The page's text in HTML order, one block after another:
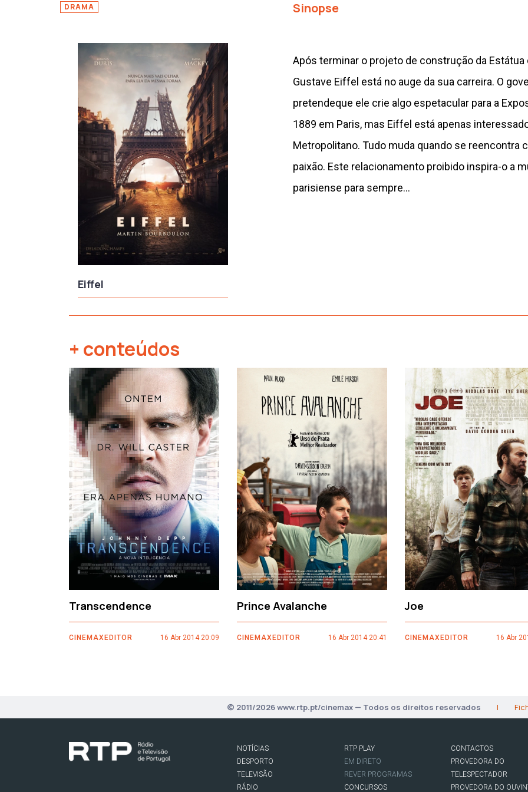
DRAMA Sinopse
Eiffel
Após terminar o projeto de construção da Estátua
Gustave Eiffel está no auge da sua carreira. O
pretendeque ele crie algo espetacular para a
1889 em Paris, mas Eiffel está apenas
Metropolitano. Tudo muda quando se reencontra
paixão. Este relacionamento proibido inspira-o a
parisiense para sempre…
+ conteúdos
Transcendence
CINEMAXEDITOR 16 Abr 2014 20:09
Prince Avalanche
CINEMAXEDITOR 16 Abr 2014 20:41
Joe
CINEMAXEDITOR 16 Abr
‹
© 2011/2026 www.rtp.pt/cinemax — Todos os direitos reservados |
NOTÍCIAS
DESPORTO
TELEVISÃO
RÁDIO
RTP PLAY
EM DIRETO
REVER PROGRAMAS
CONCURSOS
CONTACTOS
PROVEDORA DO
TELESPECTADOR
PROVEDORA DO